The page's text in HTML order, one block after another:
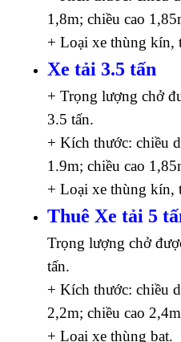
1,8m; chiều cao
+ Loại xe thùng kín,
Xe tải 3.5 tấn
+ Trọng lượng chở
3.5 tấn.
+ Kích thước: chiều
1.9m; chiều cao
+ Loại xe thùng kín,
Thuê Xe tải 5
Trọng lượng chở
tấn.
+ Kích thước: chiều
2,2m; chiều cao
+ Loại xe thùng bạt.